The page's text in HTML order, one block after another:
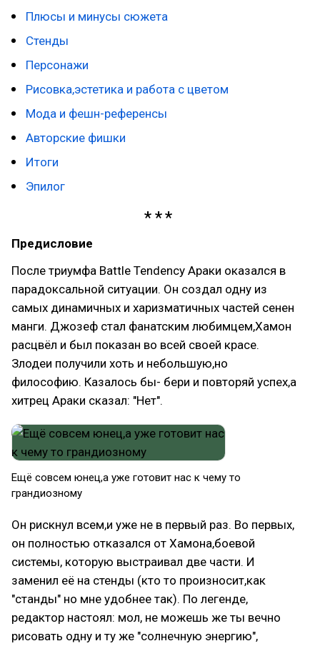
Плюсы и минусы сюжета
Стенды
Персонажи
Рисовка,эстетика и работа с цветом
Мода и фешн-референсы
Авторские фишки
Итоги
Эпилог
Предисловие
После триумфа Battle Tendency Араки оказался в
парадоксальной ситуации. Он создал одну из
самых динамичных и харизматичных частей сенен
манги. Джозеф стал фанатским любимцем,Хамон
расцвёл и был показан во всей своей красе.
Злодеи получили хоть и небольшую,но
философию. Казалось бы- бери и повторяй успех,а
хитрец Араки сказал: "Нет".
Ещё совсем юнец,а уже готовит нас к чему то
грандиозному
Он рискнул всем,и уже не в первый раз. Во первых,
он полностью отказался от Хамона,боевой
системы, которую выстраивал две части. И
заменил её на стенды (кто то произносит,как
"станды" но мне удобнее так). По легенде,
редактор настоял: мол, не можешь же ты вечно
рисовать одну и ту же "солнечную энергию",